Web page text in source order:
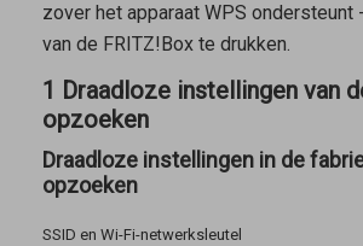
zover het apparaat WPS ondersteunt
van de FRITZ!Box te drukken.
1 Draadloze instellingen van
opzoeken
Draadloze instellingen in de
opzoeken
SSID en Wi-Fi-netwerksleutel